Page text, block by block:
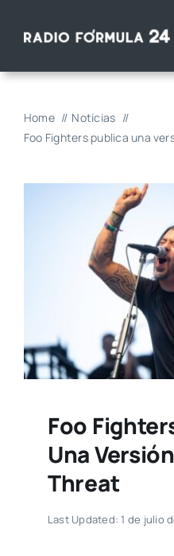
Home
Noticias
Foo Fighters publica una
Foo
Una
Threat
Last Updated: 1 de julio